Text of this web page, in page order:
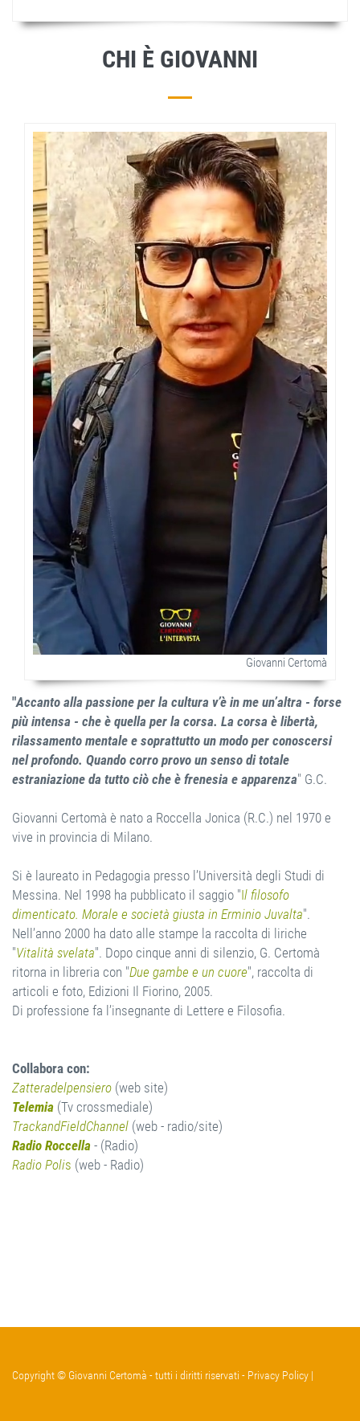
CHI È GIOVANNI
Giovanni Certomà
"Accanto alla passione per la cultura v’è in me un’altra - forse
più intensa - che è quella per la corsa. La corsa è libertà,
rilassamento mentale e soprattutto un modo per conoscersi
nel profondo. Quando corro provo un senso di totale
estraniazione da tutto ciò che è frenesia e apparenza" G.C.
Giovanni Certomà è nato a Roccella Jonica (R.C.) nel 1970 e
vive in provincia di Milano.
Si è laureato in Pedagogia presso l’Università degli Studi di
Messina. Nel 1998 ha pubblicato il saggio "Il filosofo
dimenticato. Morale e società giusta in Erminio Juvalta".
Nell’anno 2000 ha dato alle stampe la raccolta di liriche
"Vitalità svelata". Dopo cinque anni di silenzio, G. Certomà
ritorna in libreria con "Due gambe e un cuore", raccolta di
articoli e foto, Edizioni Il Fiorino, 2005.
Di professione fa l’insegnante di Lettere e Filosofia.
Collabora con:
Zatteradelpensiero (web site)
Telemia (Tv crossmediale)
TrackandFieldChannel (web - radio/site)
Radio Roccella - (Radio)
Radio Polis (web - Radio)
Copyright © Giovanni Certomà - tutti i diritti riservati - Privacy Policy |